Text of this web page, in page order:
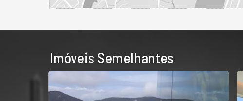
Imóveis Semelhantes